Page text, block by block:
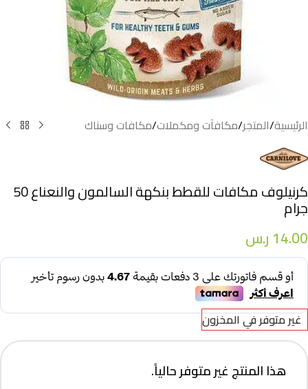
الرئيسية/المتجر/مكافآت ومكملات/مكافات وسناك
كرنيلوف مكافات للقطط بنكهة السالمون والنعناع 50
جرام
14.00 ر.س
غير متوفر في المخزون
هذا المنتج غير متوفر حالياً.